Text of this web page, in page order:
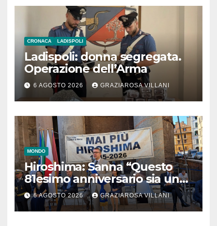
CRONACA LADISPOLI
Ladispoli: donna segregata.
Operazione dell’Arma
6 AGOSTO 2026 GRAZIAROSA VILLANI
MONDO
Hiroshima: Sanna “Questo
81esimo anniversario sia un
monito per tutti”
6 AGOSTO 2026 GRAZIAROSA VILLANI